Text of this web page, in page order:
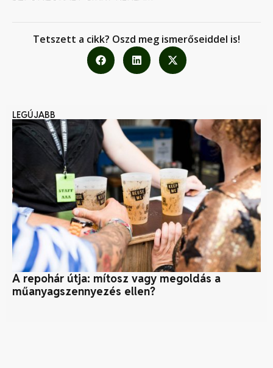
Tetszett a cikk? Oszd meg ismerőseiddel is!
LEGÚJABB
A repohár útja: mítosz vagy megoldás a
műanyagszennyezés ellen?